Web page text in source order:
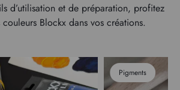
d’utilisation et de préparation, profitez
Blockx dans vos créations.
Pigments